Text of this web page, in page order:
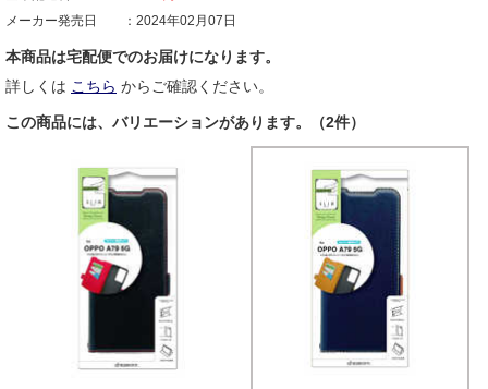
メーカー発売日
2024年02月07日
本商品は宅配便でのお届けになります。
詳しくは こちら からご確認ください。
この商品には、バリエーションがあります。（2件）